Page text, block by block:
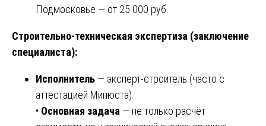
Подмосковье — от 25 000 руб.
Строительно-техническая экспертиза (заключение
специалиста):
Исполнитель — эксперт-строитель (часто с
аттестацией Минюста).
• Основная задача — не только расчёт